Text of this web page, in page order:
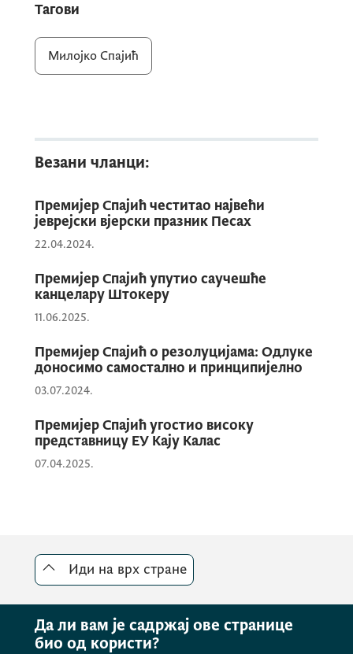
своју позицију на пословној,
туристичкој, културној и
спортској мапи Црне Горе и
региона, поручио је премијер
нових и завршетак постојећих капиталних
искоришћавању богатих аграрних,
енергетских и ресурса културе
Увјерен да смо посвећени истом
реализацију пресудну важност
има година пред нама, још једном
вам честитам 9. децембар, Дан
Владе мр Милојко Спајић.
Тагови
Милојко Спајић
Везани чланци:
Премијер Спајић честитао највећи
јеврејски вјерски празник Песах
22.04.2024.
Премијер Спајић упутио саучешће
канцелару Штокеру
11.06.2025.
Премијер Спајић о резолуцијама: Одлуке
доносимо самостално и принципијелно
03.07.2024.
Премијер Спајић угостио високу
представницу ЕУ Кају Калас
07.04.2025.
Иди на врх стране
Да ли вам је садржај ове странице
био од користи?